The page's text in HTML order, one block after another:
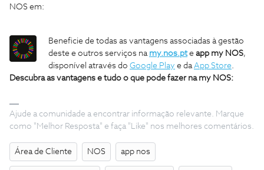
NOS em:
Beneficie de todas as vantagens associadas à gestão
deste e outros serviços na my.nos.pte app my NOS,
disponível através do Google Play e da App Store
Descubra as vantagens e tudo o que pode fazer na my NOS:
Ajude a comunidade a encontrar informação relevante. Marque
como "Melhor Resposta" e faça "Like" nos melhores comentários.
Área de Cliente NOS app nos